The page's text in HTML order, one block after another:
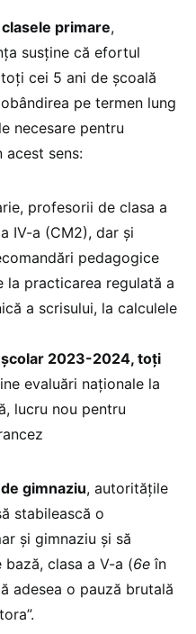
primare,
susține că efortul
cei 5 ani de școală
pe termen lung
necesare pentru
acest sens:
profesorii de clasa a
IV-a (CM2), dar și
pedagogice
la practicarea regulată a
a scrisului, la calculele
2023-2024, toți
evaluări naționale la
lucru nou pentru
gimnaziu, autoritățile
stabilească o
și gimnaziu și să
clasa a V-a (6e în
adesea o pauză brutală